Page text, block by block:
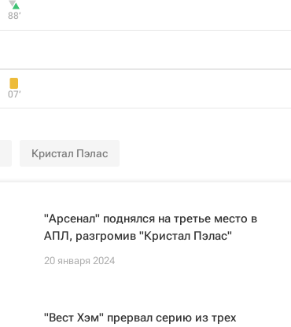
88‎’‎
07‎’‎
Кристал Пэлас
"Арсенал" поднялся на третье место в
АПЛ, разгромив "Кристал Пэлас"
20 января 2024
"Вест Хэм" прервал серию из трех